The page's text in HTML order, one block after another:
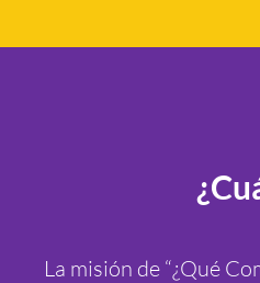
La misión de “¿Qué